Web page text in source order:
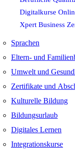
Digitalkurse
Xpert Business
Sprachen
Eltern- und
Umwelt und
Zertifikate und
Kulturelle Bildung
Bildungsurlaub
Digitales Lernen
Integrationskurse